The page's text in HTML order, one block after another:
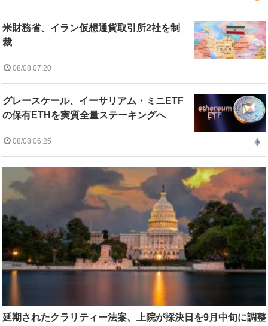
米財務省、イラン仮想通貨取引所2社を制
裁
08/08 07:20
グレースケール、イーサリアム・ミニETF
の保有ETHを実質全量ステーキングへ
08/08 06:25
延期されたクラリティー法案、上院が採決日を9月中旬に調整